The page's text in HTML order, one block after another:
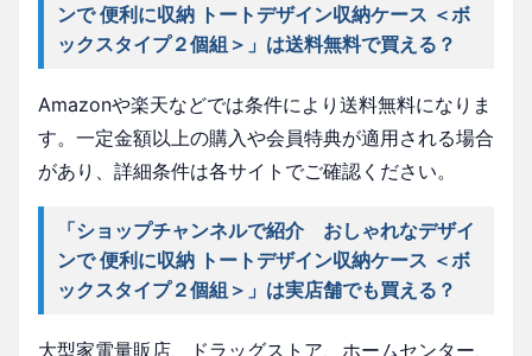
ンで 便利に収納 トートデザイン収納ケース ＜ボ
ックスタイプ２個組＞」は送料無料で買える？
Amazonや楽天などでは条件により送料無料になりま
す。一定金額以上の購入や会員特典が適用される場合
があり、詳細条件は各サイトでご確認ください。
「ショップチャンネルで紹介 おしゃれなデザイ
ンで 便利に収納 トートデザイン収納ケース ＜ボ
ックスタイプ２個組＞」は実店舗でも買える？
大型家電量販店、ドラッグストア、ホームセンター、